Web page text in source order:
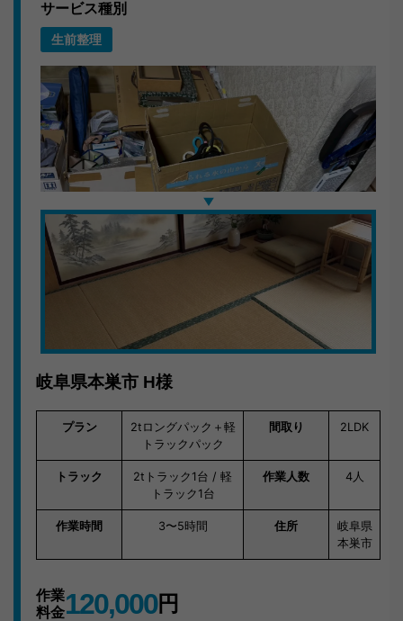
搬出作業のこだわり
共用部分の養生を徹底し、近隣へのご迷惑にならないよ
う配慮。分別も現場で行い、リサイクル可能なものは適
切にルート分けしています。
いただいたお言葉
「仕事が丁寧で感心しました。見積もりと金額が変わら
なかったのも良かったです。」
岐阜で不用品回収ならキラキらっきー岐阜。まずはLINE
またはお電話でご連絡ください。
サービス種別
生前整理
岐阜県本巣市 H様
プラン
2tロングパック＋軽
トラックパック
間取り 2LDK
トラック
2tトラック1台 / 軽
トラック1台
作業人数 4人
作業時間 3〜5時間 住所
岐阜県
本巣市
作業
料金120,000円